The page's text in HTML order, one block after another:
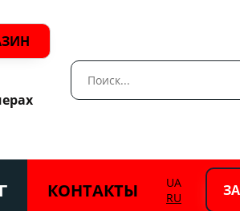
КОНТАКТЫ
UA
RU